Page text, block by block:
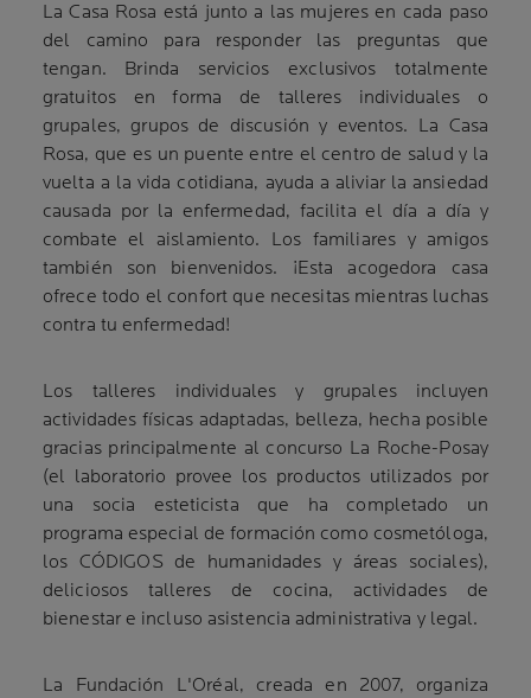
La Casa Rosa está junto a las mujeres en cada paso
del camino para responder las preguntas que
tengan. Brinda servicios exclusivos totalmente
gratuitos en forma de talleres individuales o
grupales, grupos de discusión y eventos. La Casa
Rosa, que es un puente entre el centro de salud y la
vuelta a la vida cotidiana, ayuda a aliviar la ansiedad
causada por la enfermedad, facilita el día a día y
combate el aislamiento. Los familiares y amigos
también son bienvenidos. ¡Esta acogedora casa
ofrece todo el confort que necesitas mientras luchas
contra tu enfermedad!
Los talleres individuales y grupales incluyen
actividades físicas adaptadas, belleza, hecha posible
gracias principalmente al concurso La Roche-Posay
(el laboratorio provee los productos utilizados por
una socia esteticista que ha completado un
programa especial de formación como cosmetóloga,
los CÓDIGOS de humanidades y áreas sociales),
deliciosos talleres de cocina, actividades de
bienestar e incluso asistencia administrativa y legal.
La Fundación L'Oréal, creada en 2007, organiza